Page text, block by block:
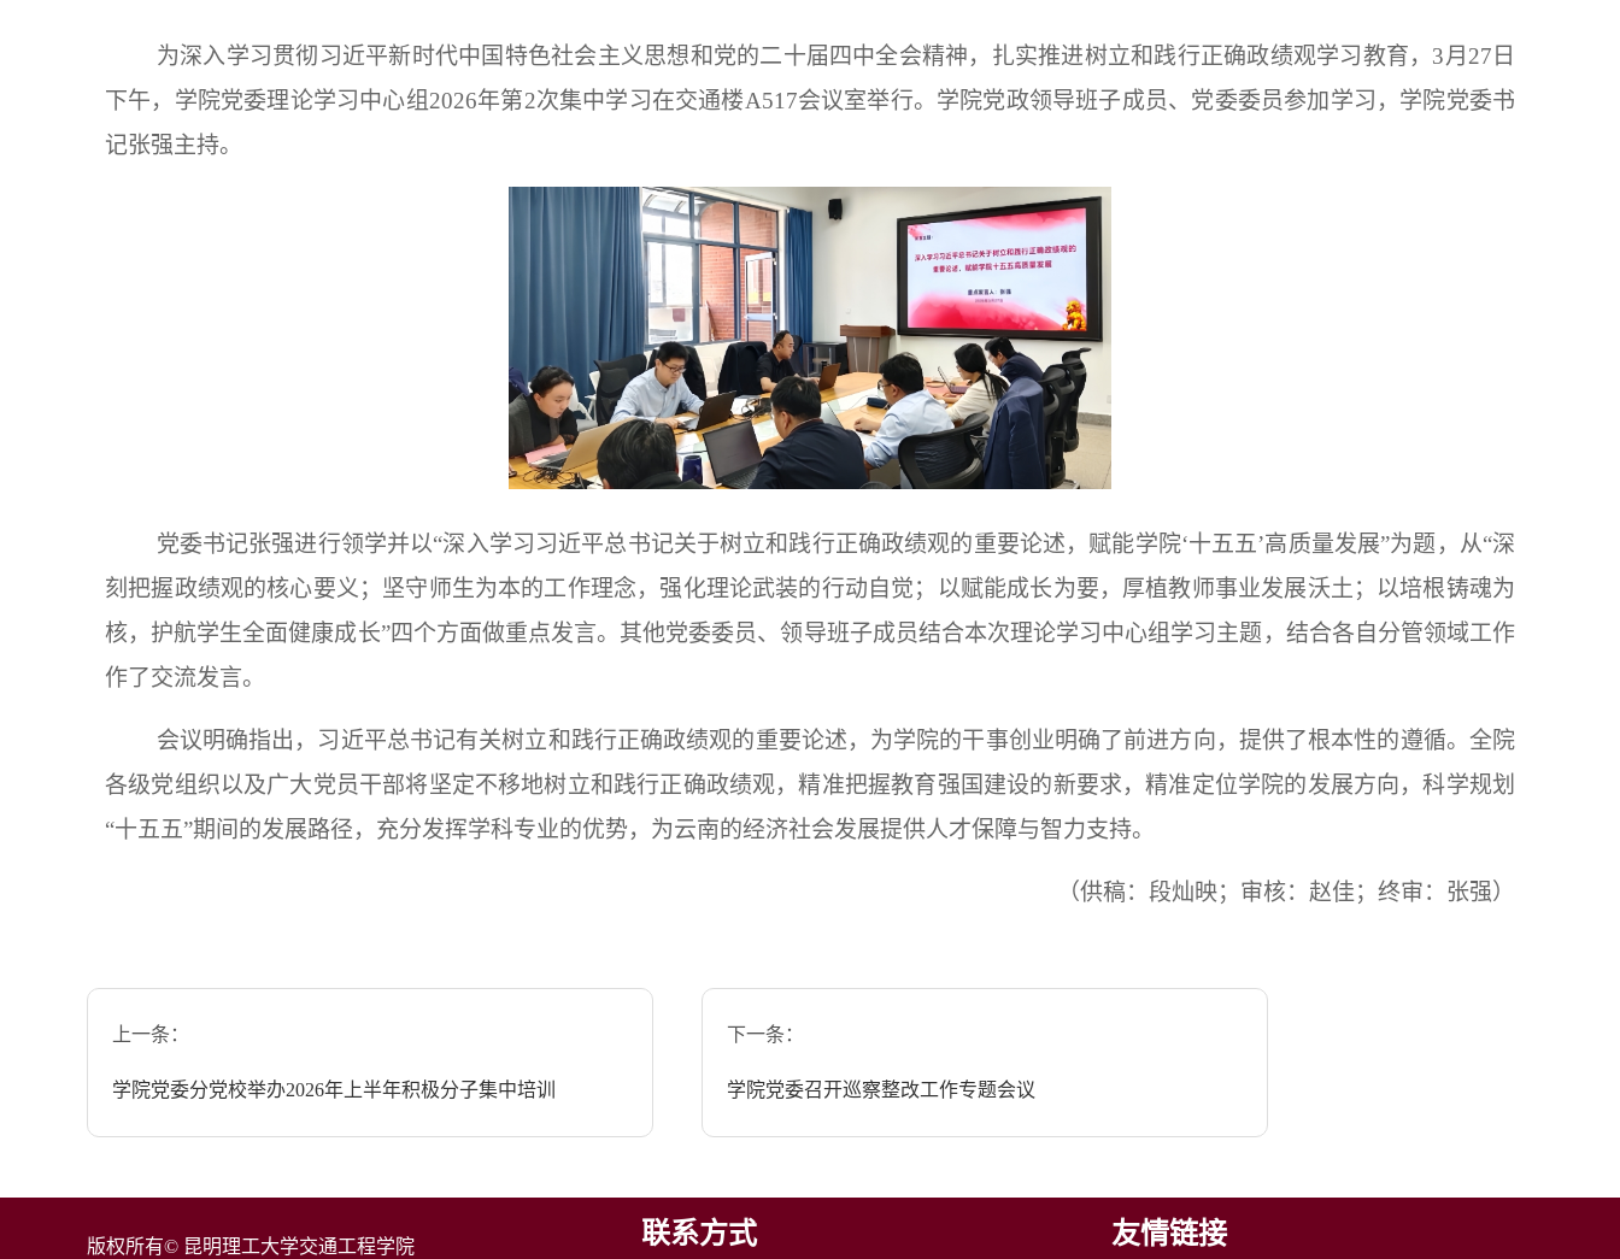
为深入学习贯彻习近平新时代中国特色社会主义思想和党的二十届四中全会精神，扎实推进树立和践行正确政绩观学习教育，3月27日
下午，学院党委理论学习中心组2026年第2次集中学习在交通楼A517会议室举行。学院党政领导班子成员、党委委员参加学习，学院党委书
记张强主持。
党委书记张强进行领学并以“深入学习习近平总书记关于树立和践行正确政绩观的重要论述，赋能学院‘十五五’高质量发展”为题，从“深
刻把握政绩观的核心要义；坚守师生为本的工作理念，强化理论武装的行动自觉；以赋能成长为要，厚植教师事业发展沃土；以培根铸魂为
核，护航学生全面健康成长”四个方面做重点发言。其他党委委员、领导班子成员结合本次理论学习中心组学习主题，结合各自分管领域工作
作了交流发言。
会议明确指出，习近平总书记有关树立和践行正确政绩观的重要论述，为学院的干事创业明确了前进方向，提供了根本性的遵循。全院
各级党组织以及广大党员干部将坚定不移地树立和践行正确政绩观，精准把握教育强国建设的新要求，精准定位学院的发展方向，科学规划
“十五五”期间的发展路径，充分发挥学科专业的优势，为云南的经济社会发展提供人才保障与智力支持。
（供稿：段灿映；审核：赵佳；终审：张强）
上一条：
学院党委分党校举办2026年上半年积极分子集中培训
下一条：
学院党委召开巡察整改工作专题会议
版权所有© 昆明理工大学交通工程学院 联系方式 友情链接